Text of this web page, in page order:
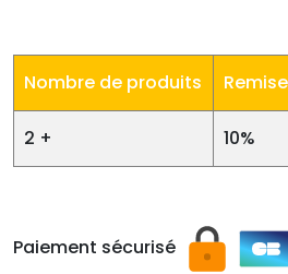
Nombre de produits
2 + 10%
Paiement sécurisé